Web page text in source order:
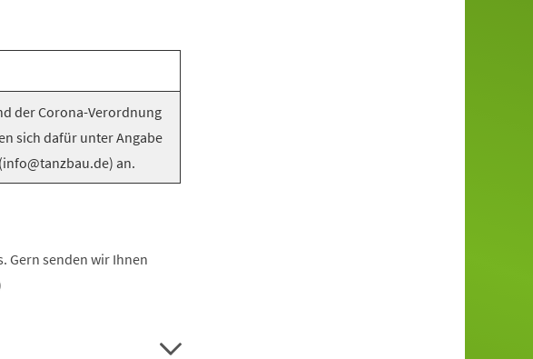
der Corona-Verordnung
sich dafür unter Angabe
an.
Gern senden wir Ihnen